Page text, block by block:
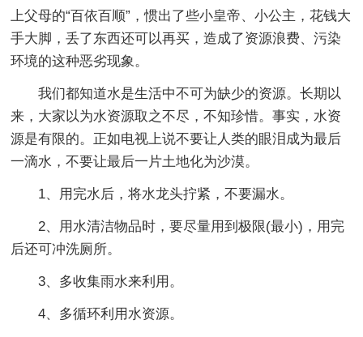
上父母的“百依百顺”，惯出了些小皇帝、小公主，花钱大
手大脚，丢了东西还可以再买，造成了资源浪费、污染
环境的这种恶劣现象。
我们都知道水是生活中不可为缺少的资源。长期以
来，大家以为水资源取之不尽，不知珍惜。事实，水资
源是有限的。正如电视上说不要让人类的眼泪成为最后
一滴水，不要让最后一片土地化为沙漠。
1、用完水后，将水龙头拧紧，不要漏水。
2、用水清洁物品时，要尽量用到极限(最小)，用完
后还可冲洗厕所。
3、多收集雨水来利用。
4、多循环利用水资源。